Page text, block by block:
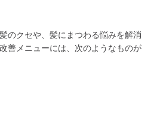
のクセや、髪にまつわる悩みを解消
善メニューには、次のようなものが